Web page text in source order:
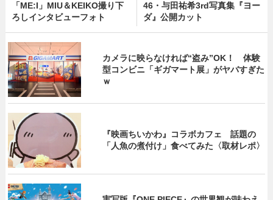
「ME:I」MIU＆KEIKO撮り下
ろしインタビューフォト
46・与田祐希3rd写真集『ヨー
ダ』公開カット
カメラに映らなければ“盗み”OK！ 体験
型コンビニ「ギガマート展」がヤバすぎた
ｗ
『映画ちいかわ』コラボカフェ 話題の
「人魚の煮付け」食べてみた〈取材レポ〉